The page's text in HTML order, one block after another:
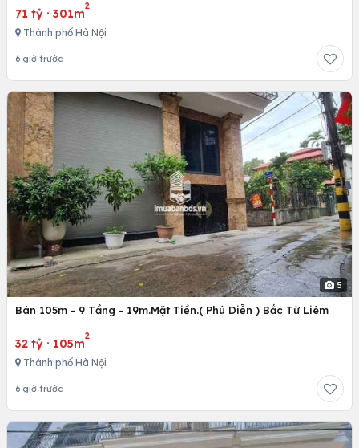
71 tỷ · 301m
2
Thành phố Hà Nội
6 giờ trước
5
Bán 105m - 9 Tầng - 19m.Mặt Tiền.( Phú Diễn ) Bắc Từ Liêm
32 tỷ · 105m
2
Thành phố Hà Nội
6 giờ trước